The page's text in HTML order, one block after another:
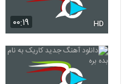
۰۰:۱۹ HD